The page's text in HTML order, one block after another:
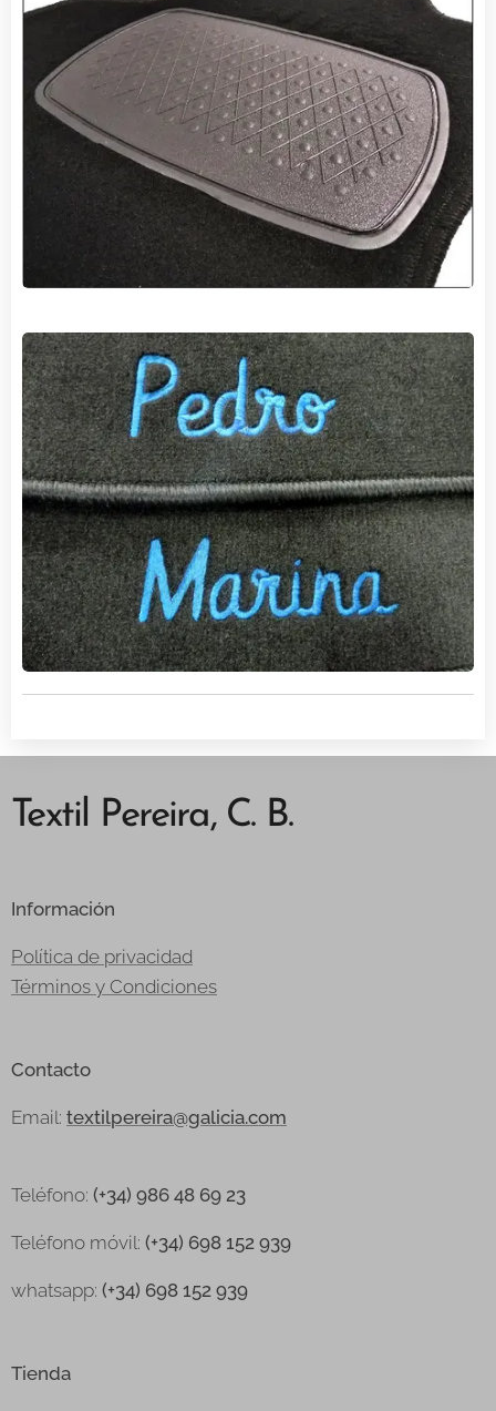
Textil Pereira, C. B.
Información
Política de privacidad
Términos y Condiciones
Contacto
Email: textilpereira@galicia.com
Teléfono: (+34) 986 48 69 23
Teléfono móvil: (+34) 698 152 939
whatsapp: (+34) 698 152 939
Tienda